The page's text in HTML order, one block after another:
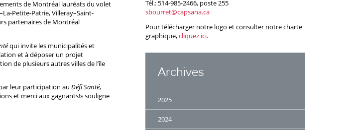
Tél.: 514-985-2466, poste 255
sbourret@capsana.ca
Pour télécharger notre logo et consulter notre charte
graphique,cliquez ici.
Archives
2025
2024
de Montréal lauréats du volet
Petite-Patrie, Villeray–Saint-
partenaires de Montréal
qui invite les municipalités et
et à déposer un projet
de plusieurs autres villes de l’île
leur participation au Défi Santé,
et merci aux gagnants!» souligne